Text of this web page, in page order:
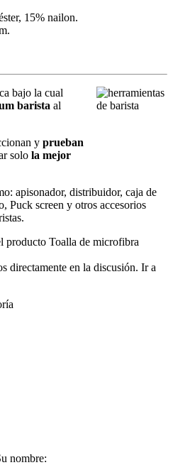
15% nailon.
bajo la cual
barista al
y prueban
solo la mejor
apisonador, distribuidor, caja de
Puck screen y otros accesorios
producto Toalla de microfibra
directamente en la discusión. Ir a
nombre: